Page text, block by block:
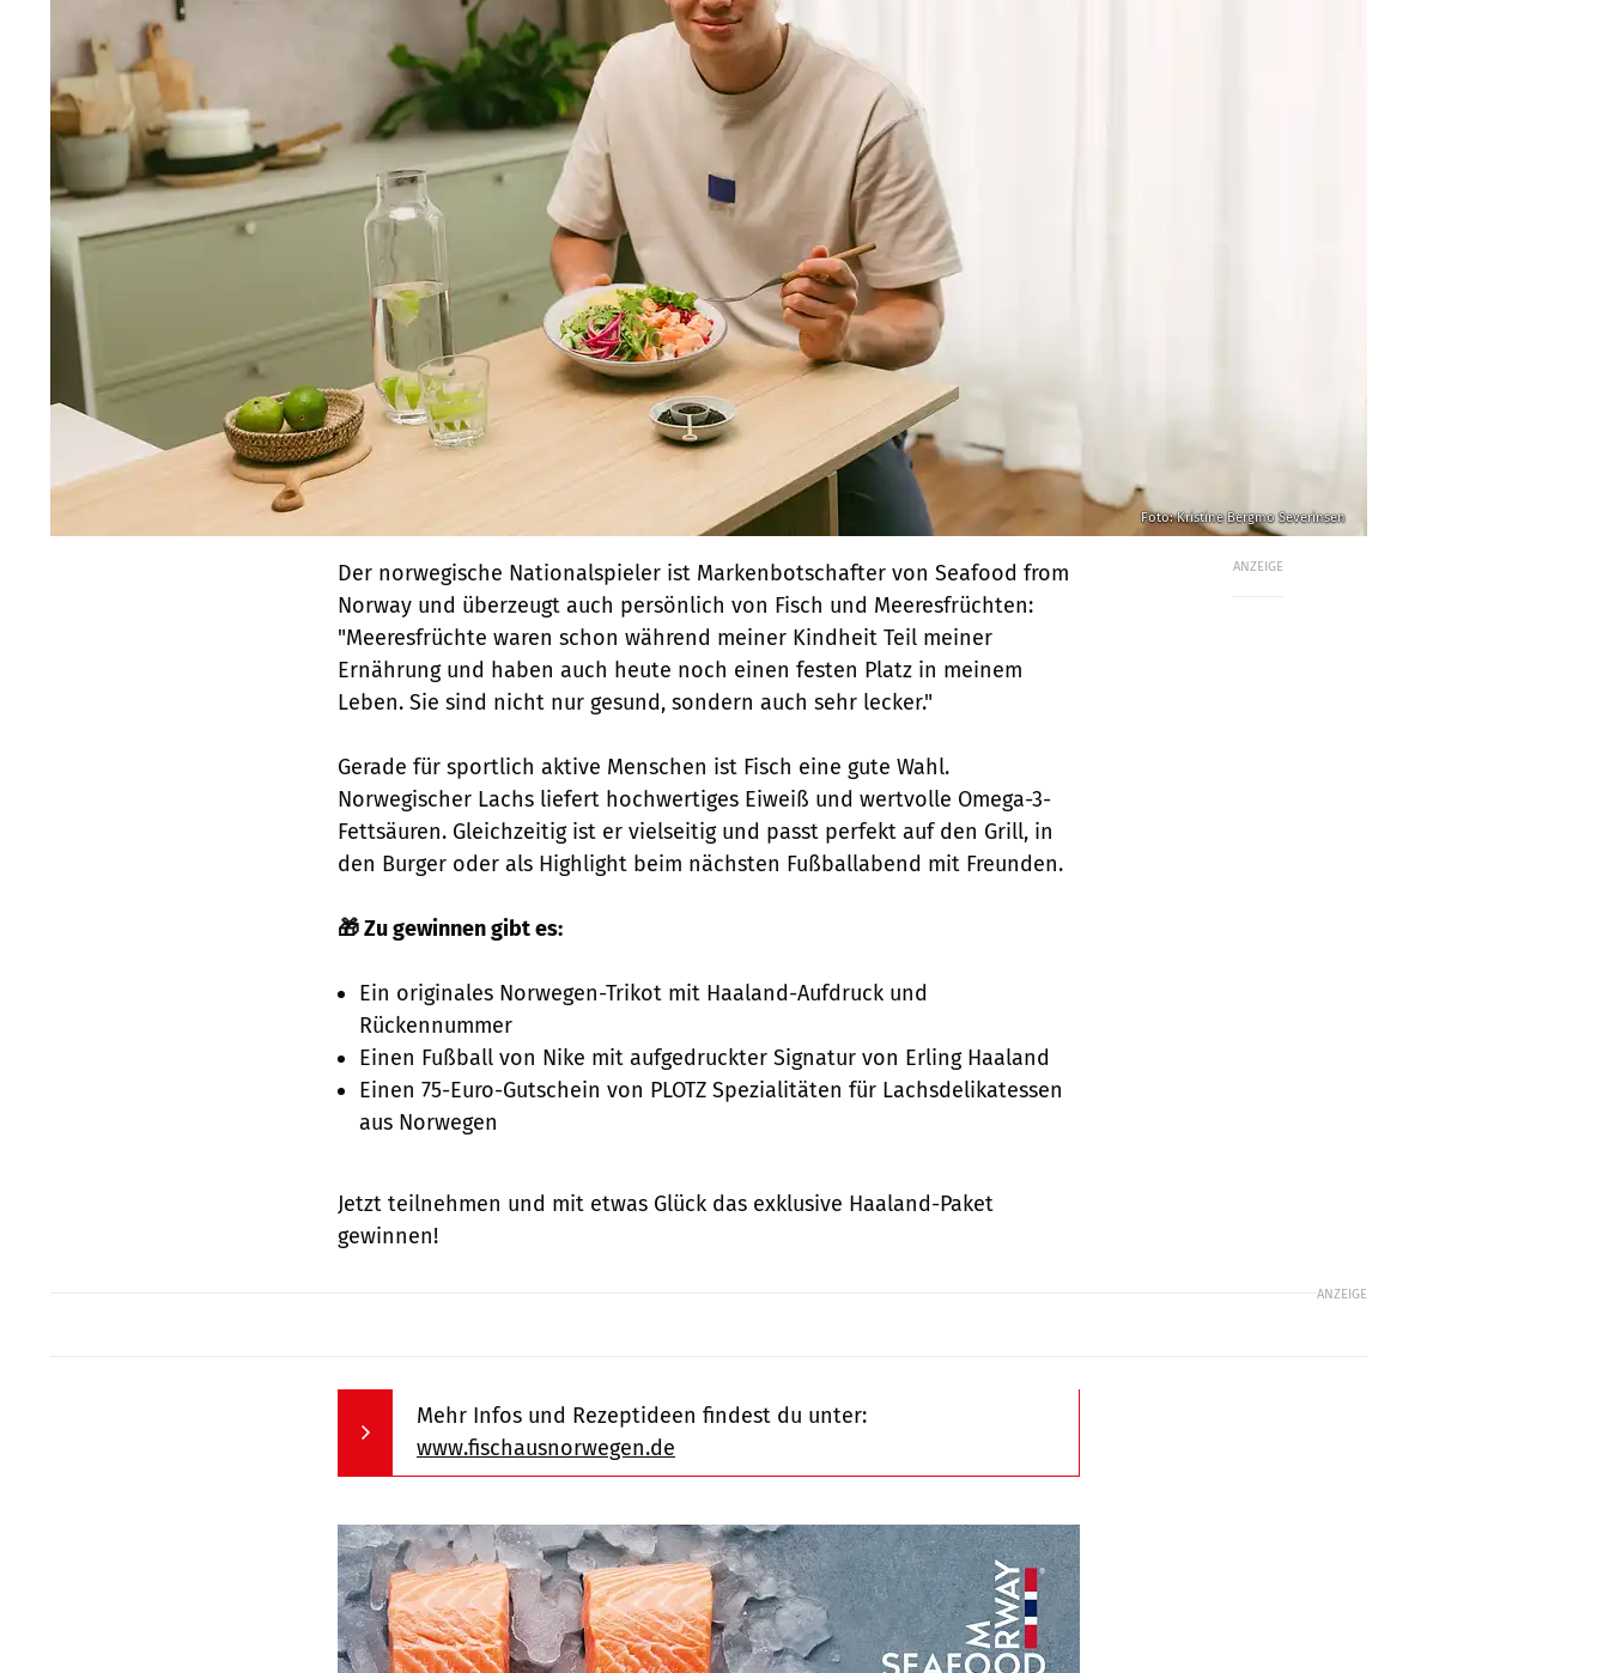
Foto: Kristine Bergmo Severinsen
ANZEIGE
Der norwegische Nationalspieler ist Markenbotschafter von Seafood from
Norway und überzeugt auch persönlich von Fisch und Meeresfrüchten:
"Meeresfrüchte waren schon während meiner Kindheit Teil meiner
Ernährung und haben auch heute noch einen festen Platz in meinem
Leben. Sie sind nicht nur gesund, sondern auch sehr lecker."
Gerade für sportlich aktive Menschen ist Fisch eine gute Wahl.
Norwegischer Lachs liefert hochwertiges Eiweiß und wertvolle Omega-3-
Fettsäuren. Gleichzeitig ist er vielseitig und passt perfekt auf den Grill, in
den Burger oder als Highlight beim nächsten Fußballabend mit Freunden.
🎁 Zu gewinnen gibt es:
Ein originales Norwegen-Trikot mit Haaland-Aufdruck und
Rückennummer
Einen Fußball von Nike mit aufgedruckter Signatur von Erling Haaland
Einen 75-Euro-Gutschein von PLOTZ Spezialitäten für Lachsdelikatessen
aus Norwegen
Jetzt teilnehmen und mit etwas Glück das exklusive Haaland-Paket
gewinnen!
ANZEIGE
Mehr Infos und Rezeptideen findest du unter:
www.fischausnorwegen.de